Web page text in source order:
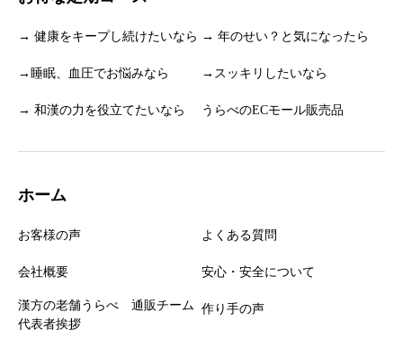
→ 健康をキープし続けたいなら → 年のせい？と気になったら
→睡眠、血圧でお悩みなら →スッキリしたいなら
→ 和漢の力を役立てたいなら うらべのECモール販売品
ホーム
お客様の声 よくある質問
会社概要 安心・安全について
漢方の老舗うらべ 通販チーム
代表者挨拶
作り手の声